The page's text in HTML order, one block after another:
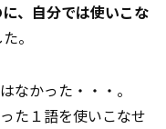
、自分では使いこな
。
なかった・・・。
た１語を使いこなせ